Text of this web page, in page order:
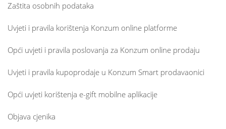
Zaštita osobnih podataka
Uvjeti i pravila korištenja Konzum online platforme
Opći uvjeti i pravila poslovanja za Konzum online prodaju
Uvjeti i pravila kupoprodaje u Konzum Smart prodavaonici
Opći uvjeti korištenja e-gift mobilne aplikacije
Objava cjenika